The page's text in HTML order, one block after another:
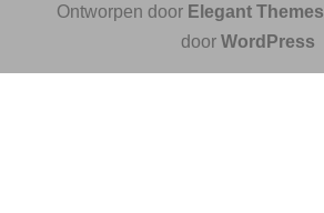
Ontworpen door Elegant Themes
doorWordPress